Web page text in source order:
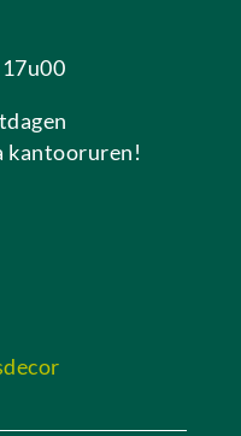
kantooruren!